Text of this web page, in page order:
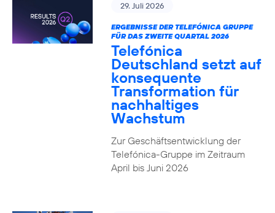
29. Juli 2026
ERGEBNISSE DER TELEFÓNICA GRUPPE
FÜR DAS ZWEITE QUARTAL 2026
Telefónica
Deutschland setzt auf
konsequente
Transformation für
nachhaltiges
Wachstum
Zur Geschäftsentwicklung der
Telefónica-Gruppe im Zeitraum
April bis Juni 2026